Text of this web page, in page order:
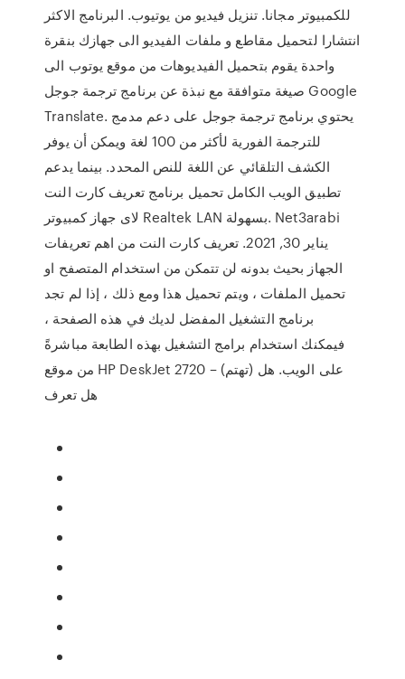
للكمبيوتر مجانا. تنزيل فيديو من يوتيوب. البرنامج الاكثر
انتشارا لتحميل مقاطع و ملفات الفيديو الى جهازك بنقرة
واحدة يقوم بتحميل الفيديوهات من موقع يوتوب الى
صيغة متوافقة مع نبذة عن برنامج ترجمة جوجل Google
Translate. يحتوي برنامج ترجمة جوجل على دعم مدمج
للترجمة الفورية لأكثر من 100 لغة ويمكن أن يوفر
الكشف التلقائي عن اللغة للنص المحدد. بينما يدعم
تطبيق الويب الكامل تحميل برنامج تعريف كارت النت
لاى جهاز كمبيوتر Realtek LAN بسهولة. Net3arabi
يناير 30, 2021. تعريف كارت النت من اهم تعريفات
الجهاز بحيث بدونه لن تتمكن من استخدام المتصفح او
تحميل الملفات ، ويتم تحميل هذا ومع ذلك ، إذا لم تجد
برنامج التشغيل المفضل لديك في هذه الصفحة ،
فيمكنك استخدام برامج التشغيل بهذه الطابعة مباشرةً
من موقع HP DeskJet 2720 على الويب. هل (تهتم) –
هل تعرف